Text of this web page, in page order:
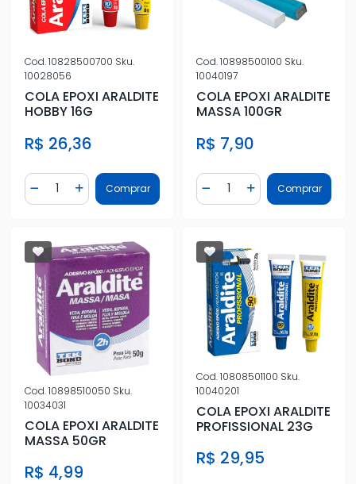
Cod.10828500700 Sku.
10028056
COLA EPOXI ARALDITE
HOBBY 16G
R$ 26,36
Diminuir Quantidade
Quantidade
Adicionar Quantidade
Comprar
Cod.10898500100 Sku.
10040197
COLA EPOXI ARALDITE
MASSA 100GR
R$ 7,90
Diminuir Quantidade
Quantidade
AdicionarComprar
Cod.10898510050 Sku.
10034031
COLA EPOXI ARALDITE
MASSA 50GR
R$ 4,99
Cod.10808501100 Sku.
10040201
COLA EPOXI ARALDITE
PROFISSIONAL 23G
R$ 29,95